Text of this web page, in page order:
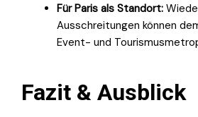
Für Paris als Standort:
Ausschreitungen können
Event- und
Fazit & Ausblick